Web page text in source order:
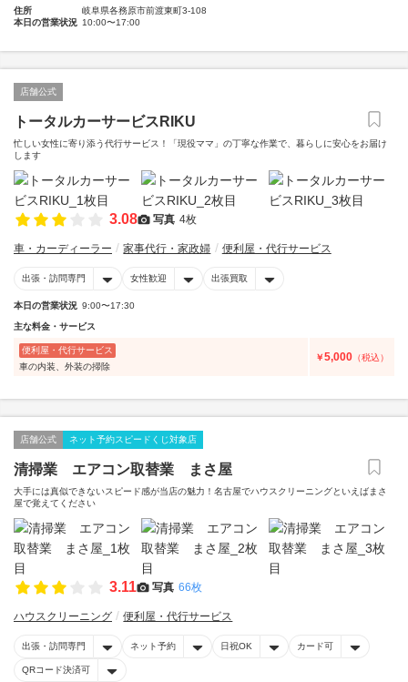
住所
岐阜県各務原市前渡東町3-108
本日の営業状況 10:00〜17:00
店舗公式
トータルカーサービスRIKU
忙しい女性に寄り添う代行サービス！「現役ママ」の丁寧な作業で、暮らしに安心をお届け
します
3.08 写真 4枚
車・カーディーラー 家事代行・家政婦 便利屋・代行サービス
出張・訪問専門 女性歓迎 出張買取
本日の営業状況 9:00〜17:30
主な料金・サービス
便利屋・代行サービス
車の内装、外装の掃除
￥5,000 （税込）
店舗公式 ネット予約スピードくじ対象店
清掃業 エアコン取替業 まさ屋
大手には真似できないスピード感が当店の魅力！名古屋でハウスクリーニングといえばまさ
屋で覚えてください
3.11 写真 66枚
ハウスクリーニング 便利屋・代行サービス
出張・訪問専門 ネット予約 日祝OK カード可
QRコード決済可